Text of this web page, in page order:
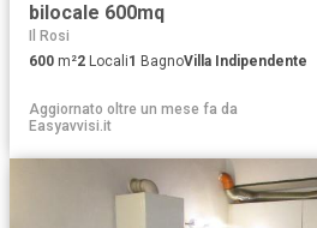
bilocale 600mq
Il Rosi
600 m²2 Locali1 BagnoVilla Indipendente
Aggiornato oltre un mese fa da
Easyavvisi.it